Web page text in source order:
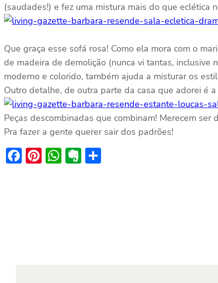
(saudades!) e fez uma mistura mais do que eclética
Que graça esse sofá rosa! Como ela mora com o
de madeira de demolição (nunca vi tantas,
moderno e colorido, também ajuda a misturar os
Outro detalhe, de outra parte da casa que adorei é
Peças descombinadas que combinam! Merecem ser
Pra fazer a gente querer sair dos padrões!
Facebook
Pinterest
WhatsApp
Evernote